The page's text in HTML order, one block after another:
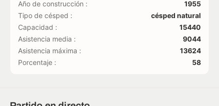
Año de construcción :
1955
Tipo de césped :
césped natural
Capacidad :
15440
Asistencia media :
9044
Asistencia máxima :
13624
Porcentaje :
58